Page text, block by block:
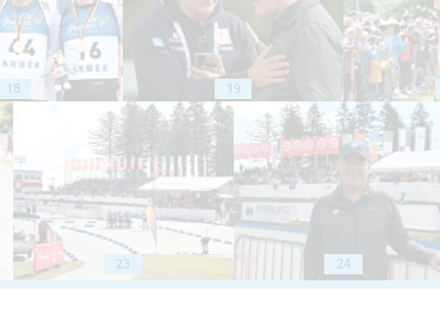
18 19
23 24